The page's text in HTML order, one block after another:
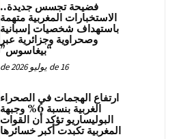
فضيحة تجسس جديدة..
الاستخبارات المغربية متهمة
باستهداف شخصيات إسبانية
وصحراوية وجزائرية عبر
“بيغاسوس”
16 de يوليو de 2026
ارتفاع الهجمات في الصحراء
الغربية بنسبة 6% وجبهة
البوليساريو تؤكد أن القوات
المغربية تكبدت أكبر خسائرها